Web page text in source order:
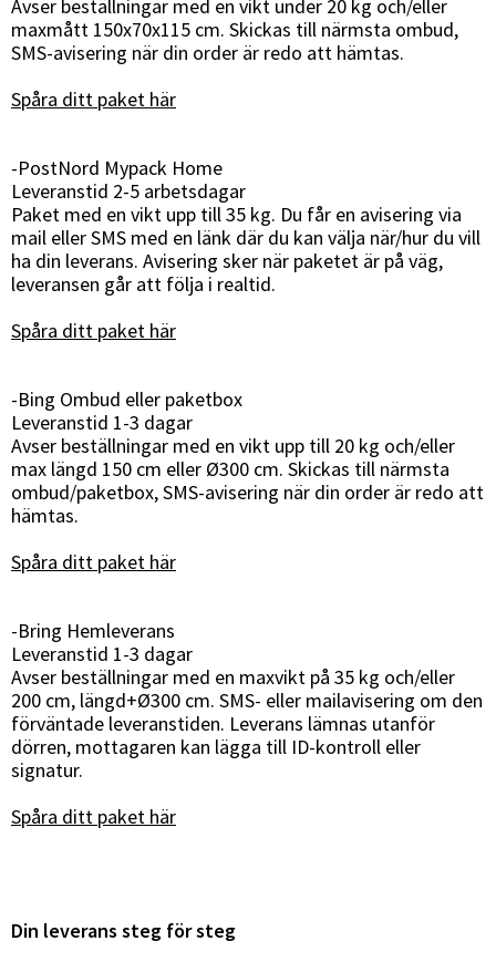
Norge
Avser beställningar med en vikt under 20 kg och/eller
maxmått 150x70x115 cm. Skickas till närmsta ombud,
SMS-avisering när din order är redo att hämtas.
Spåra ditt paket här
-PostNord Mypack Home
Leveranstid 2-5 arbetsdagar
Paket med en vikt upp till 35 kg. Du får en avisering via
mail eller SMS med en länk där du kan välja när/hur du vill
ha din leverans. Avisering sker när paketet är på väg,
leveransen går att följa i realtid.
Spåra ditt paket här
-Bing Ombud eller paketbox
Leveranstid 1-3 dagar
Avser beställningar med en vikt upp till 20 kg och/eller
max längd 150 cm eller Ø300 cm. Skickas till närmsta
ombud/paketbox, SMS-avisering när din order är redo att
hämtas.
Spåra ditt paket här
-Bring Hemleverans
Leveranstid 1-3 dagar
Avser beställningar med en maxvikt på 35 kg och/eller
200 cm, längd+Ø300 cm. SMS- eller mailavisering om den
förväntade leveranstiden. Leverans lämnas utanför
dörren, mottagaren kan lägga till ID-kontroll eller
signatur.
Spåra ditt paket här
Din leverans steg för steg